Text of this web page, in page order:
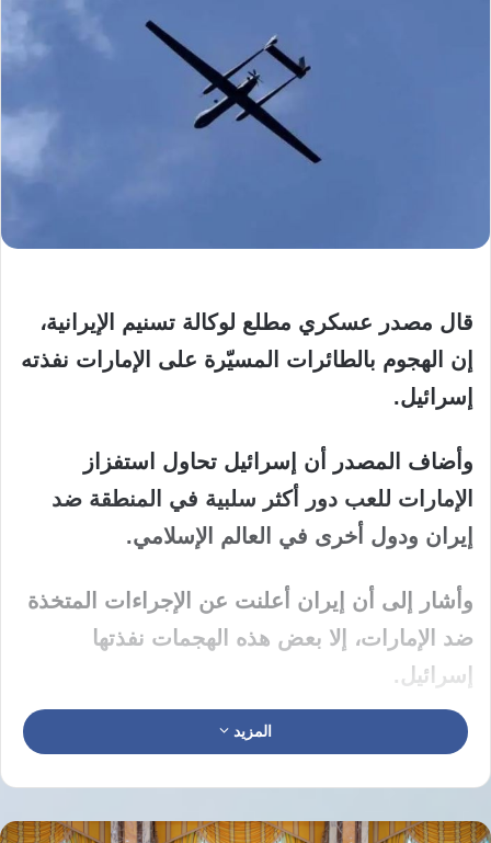
قال مصدر عسكري مطلع لوكالة تسنيم الإيرانية،
إن الهجوم بالطائرات المسيّرة على الإمارات نفذته
إسرائيل.
وأضاف المصدر أن إسرائيل تحاول استفزاز
الإمارات للعب دور أكثر سلبية في المنطقة ضد
إيران ودول أخرى في العالم الإسلامي.
وأشار إلى أن إيران أعلنت عن الإجراءات المتخذة
ضد الإمارات، إلا بعض هذه الهجمات نفذتها
إسرائيل.
وأوضح المصدر العسكري أن إيران لا تكنّ أي
المزيد